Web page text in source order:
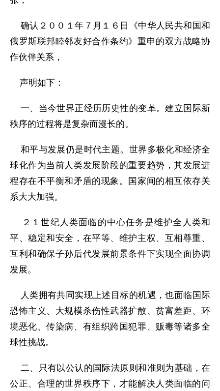
确认２００１年７月１６日《中华人民共和国和
俄罗斯联邦睦邻友好合作条约》重申的双方战略协
作伙伴关系，
声明如下：
一、当今世界正经历历史性的变革。建立国际新
秩序的过程将是复杂而漫长的。
和平与发展仍是时代主题。世界多极化和经济全
球化作为当前人类发展阶段的重要趋势，其发展进
程存在不平衡和矛盾的现象。国家间的相互依存关
系大大加强。
２１世纪人类面临的中心任务是维护全人类和
平、稳定和安全，在平等、维护主权、互相尊重、
互利和确保子孙后代发展前景条件下实现全面协调
发展。
人类拥有共同实现上述目标的机遇，也面临国际
恐怖主义、大规模杀伤性武器扩散、贫富差距、环
境恶化、传染病、有组织跨国犯罪、贩毒等诸多全
球性挑战。
二、只有以公认的国际法原则和准则为基础，在
公正、合理的世界秩序下，才能解决人类面临的问